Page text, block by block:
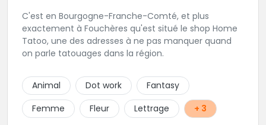
C'est en Bourgogne-Franche-Comté, et plus
exactement à Fouchères qu'est situé le shop Home
Tatoo, une des adresses à ne pas manquer quand
on parle tatouages dans la région.
Animal Dot work
Fantasy
Femme
Fleur Lettrage + 3